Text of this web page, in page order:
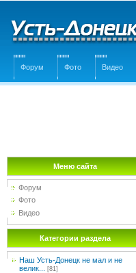
Форум Фото Видео
Меню сайта
Форум
Фото
Видео
Категории раздела
Наш Усть-Донецк не мал и не
велик...
[81]